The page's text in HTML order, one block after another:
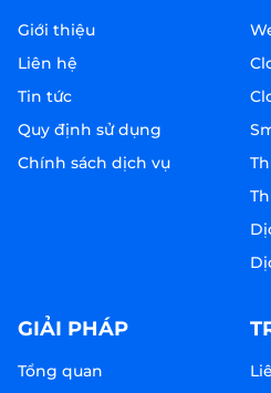
Giới thiệu
Liên hệ
Tin tức
Quy định sử dụng
Chính sách dịch vụ
GIẢI PHÁP
Tổng quan